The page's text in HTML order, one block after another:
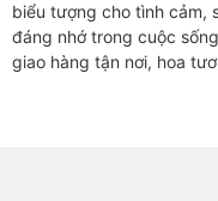
biểu tượng cho tình cảm,
đáng nhớ trong cuộc
giao hàng tận nơi, hoa